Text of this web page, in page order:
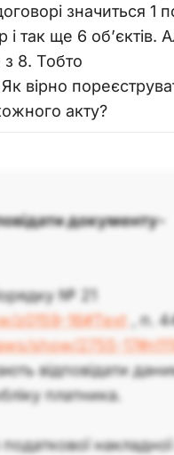
значиться 1
так ще 6 обʼєктів.
з 8. Тобто
вірно
акту?
документу-
№ 21
z0159-16#Text , п.
show/2755-
відповідати
платника.
накладної